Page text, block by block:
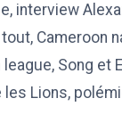
interview
Cameroon
Song et
les Lions,